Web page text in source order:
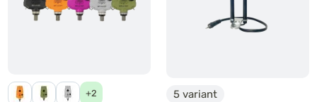
+2 5 variant